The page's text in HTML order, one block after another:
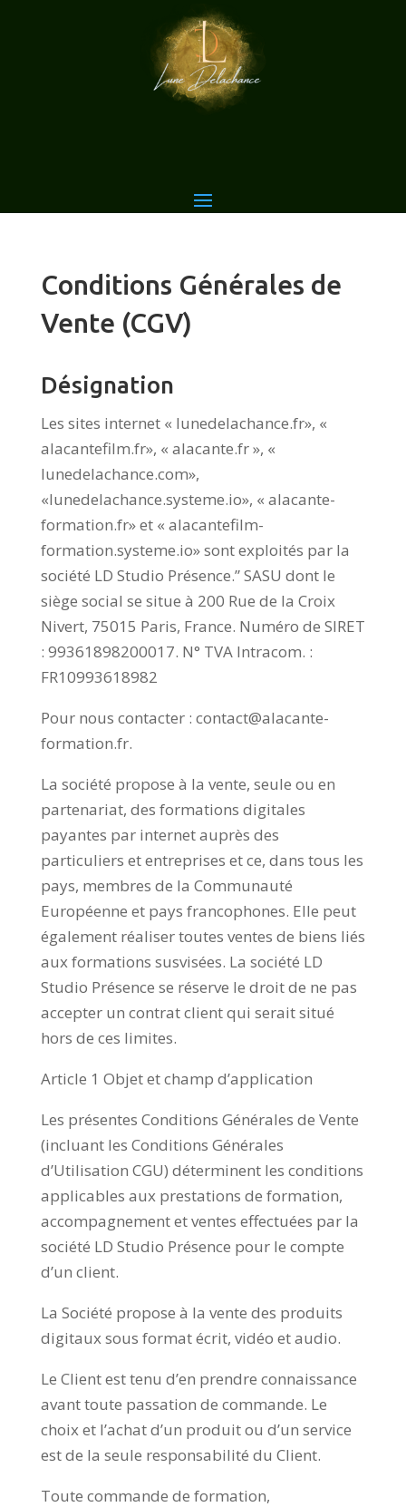
Conditions Générales de
Vente (CGV)
Désignation
Les sites internet « lunedelachance.fr», «
alacantefilm.fr», « alacante.fr », «
lunedelachance.com»,
«lunedelachance.systeme.io», « alacante-
formation.fr» et « alacantefilm-
formation.systeme.io» sont exploités par la
société LD Studio Présence.” SASU dont le
siège social se situe à 200 Rue de la Croix
Nivert, 75015 Paris, France. Numéro de SIRET
: 99361898200017. N° TVA Intracom. :
FR10993618982
Pour nous contacter : contact@alacante-
formation.fr.
La société propose à la vente, seule ou en
partenariat, des formations digitales
payantes par internet auprès des
particuliers et entreprises et ce, dans tous les
pays, membres de la Communauté
Européenne et pays francophones. Elle peut
également réaliser toutes ventes de biens liés
aux formations susvisées. La société LD
Studio Présence se réserve le droit de ne pas
accepter un contrat client qui serait situé
hors de ces limites.
Article 1 Objet et champ d’application
Les présentes Conditions Générales de Vente
(incluant les Conditions Générales
d’Utilisation CGU) déterminent les conditions
applicables aux prestations de formation,
accompagnement et ventes effectuées par la
société LD Studio Présence pour le compte
d’un client.
La Société propose à la vente des produits
digitaux sous format écrit, vidéo et audio.
Le Client est tenu d’en prendre connaissance
avant toute passation de commande. Le
choix et l’achat d’un produit ou d’un service
est de la seule responsabilité du Client.
Toute commande de formation,